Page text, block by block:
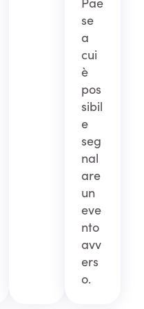
se
a
cui
è
pos
sibil
e
seg
nal
are
un
eve
nto
avv
ers
o.